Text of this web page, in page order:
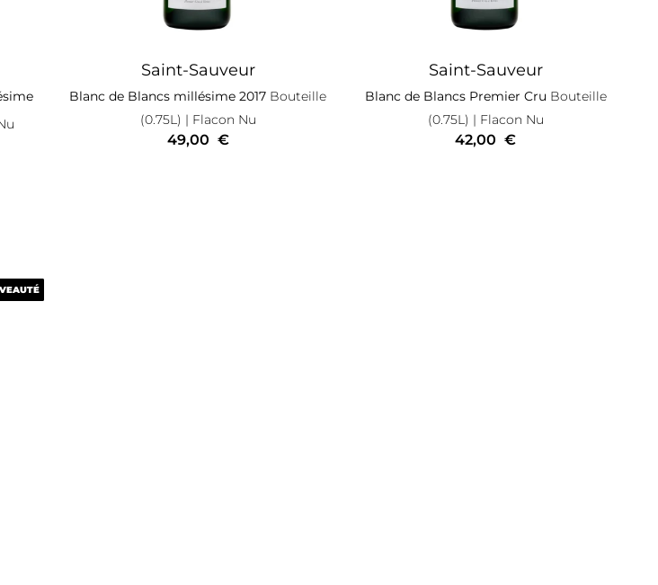
Saint-Sauveur
Blanc de Blancs millésime 2017 Bouteille
(0.75L) | Flacon Nu
49,00 €
Saint-Sauveur
Blanc de Blancs Premier Cru Bouteille
(0.75L) | Flacon Nu
42,00 €